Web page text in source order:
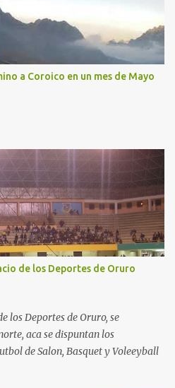
a Coroico en un mes de Mayo
de los Deportes de Oruro
los Deportes de Oruro, se
aca se dispuntan los
de Salon, Basquet y Voleeyball